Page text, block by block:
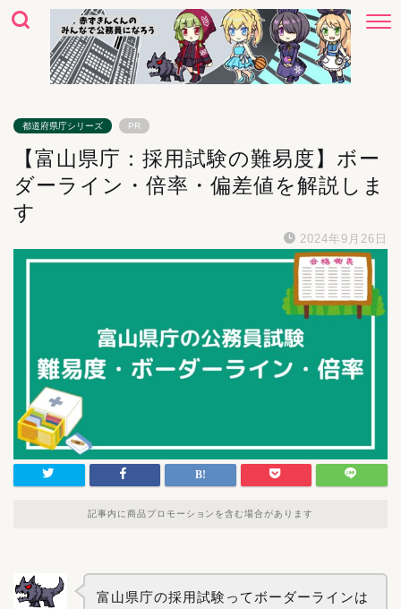
都道府県庁シリーズ PR
【富山県庁：採用試験の難易度】ボー
ダーライン・倍率・偏差値を解説しま
す
2024年9月26日
記事内に商品プロモーションを含む場合があります
富山県庁の採用試験ってボーダーラインは